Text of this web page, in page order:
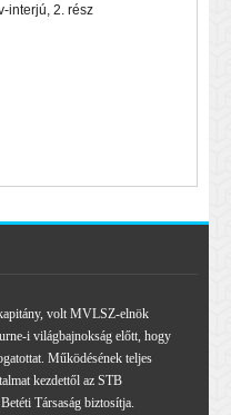
interjú, 2. rész
volt MVLSZ-elnök
i világbajnokság előtt, hogy
Működésének teljes
kezdettől az STB
Társaság biztosítja.